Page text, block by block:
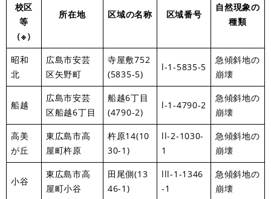
校区
等
（※）
所在地 区域の名称 区域番号
自然現象の
種類
昭和
北
広島市安芸
区矢野町
寺屋敷752
(5835-5)
l-1-5835-5
急傾斜地の
崩壊
船越
広島市安芸
区船越6丁目
船越6丁目
(4790-2)
l-1-4790-2
急傾斜地の
崩壊
高美
が丘
東広島市高
屋町杵原
杵原14(10
30-1)
ll-2-1030-
1
急傾斜地の
崩壊
小谷
東広島市高
屋町小谷
田尾側(13
46-1)
lll-1-1346
-1
急傾斜地の
崩壊